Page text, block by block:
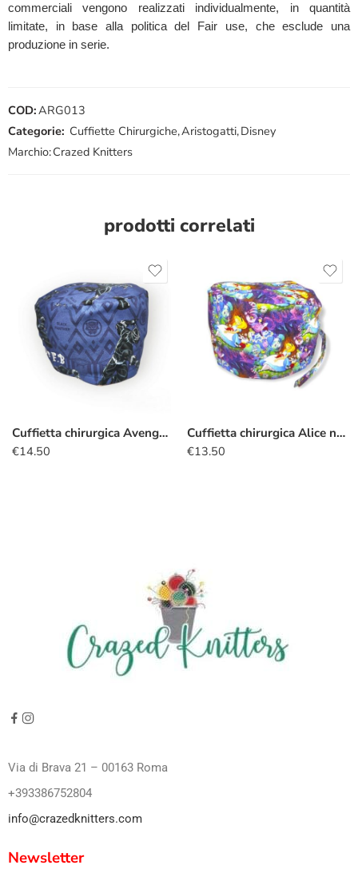
commerciali vengono realizzati individualmente, in quantità
limitate, in base alla politica del Fair use, che esclude una
produzione in serie.
COD:ARG013
Categorie: Cuffiette Chirurgiche,Aristogatti,Disney
Marchio:Crazed Knitters
prodotti correlati
Cuffietta chirurgica Avengers Black Panther
€14.50
Cuffietta chirurgica Alice nel Paese delle Meraviglie viola
€13.50
Via di Brava 21 – 00163 Roma
+393386752804
info@crazedknitters.com
Newsletter